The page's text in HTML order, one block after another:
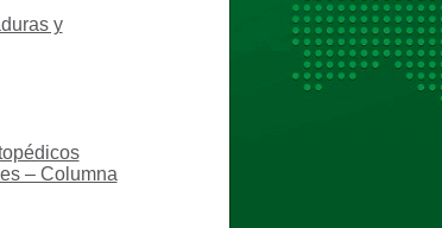
y
– Columna